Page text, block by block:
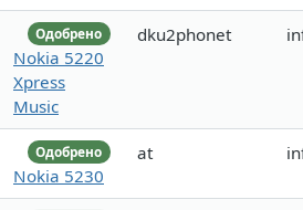
Одобрено
Nokia 5220
Xpress
Music
dku2phonet
Одобрено
Nokia 5230
at